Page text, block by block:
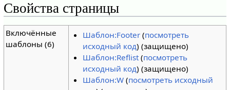
Свойства страницы
Включённые
шаблоны (6)
Шаблон:Footer (посмотреть
исходный код) (защищено)
Шаблон:Reflist(посмотреть
исходный код) (защищено)
Шаблон:W (посмотреть исходный